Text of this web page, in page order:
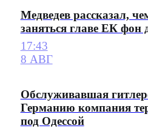
Медведев рассказал,
заняться главе ЕК фон
17:43
8 АВГ
Обслуживавшая
Германию компания
под Одессой